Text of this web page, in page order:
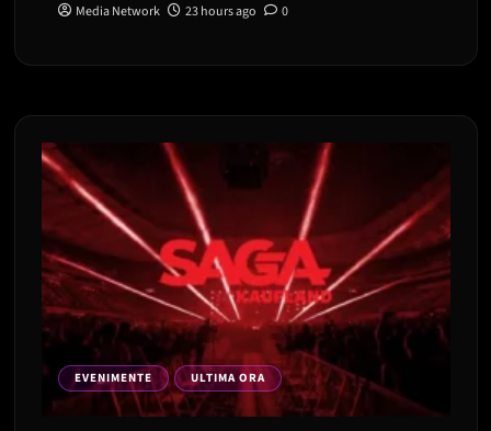
Media Network 23 hours ago 0
EVENIMENTE ULTIMA ORA